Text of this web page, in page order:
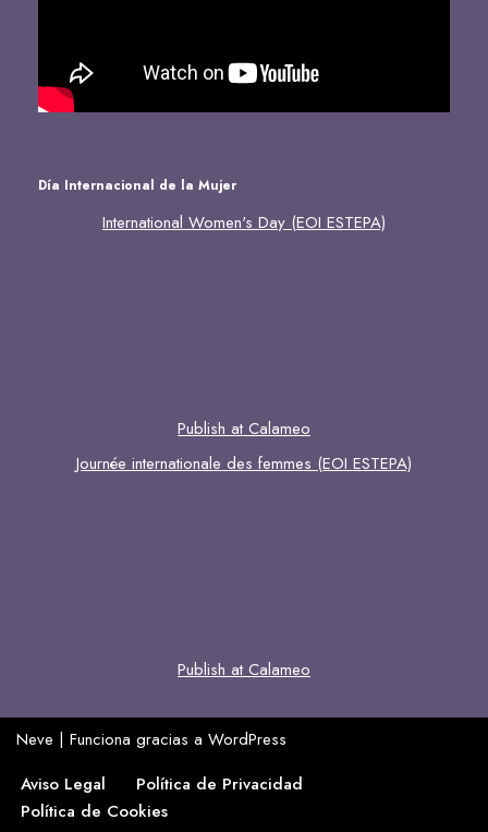
Día Internacional de la Mujer
International Women's Day (EOI ESTEPA)
Publish at Calameo
Journée internationale des femmes (EOI ESTEPA)
Publish at Calameo
Neve | Funciona gracias a WordPress
Aviso Legal
Política de Privacidad
Política de Cookies